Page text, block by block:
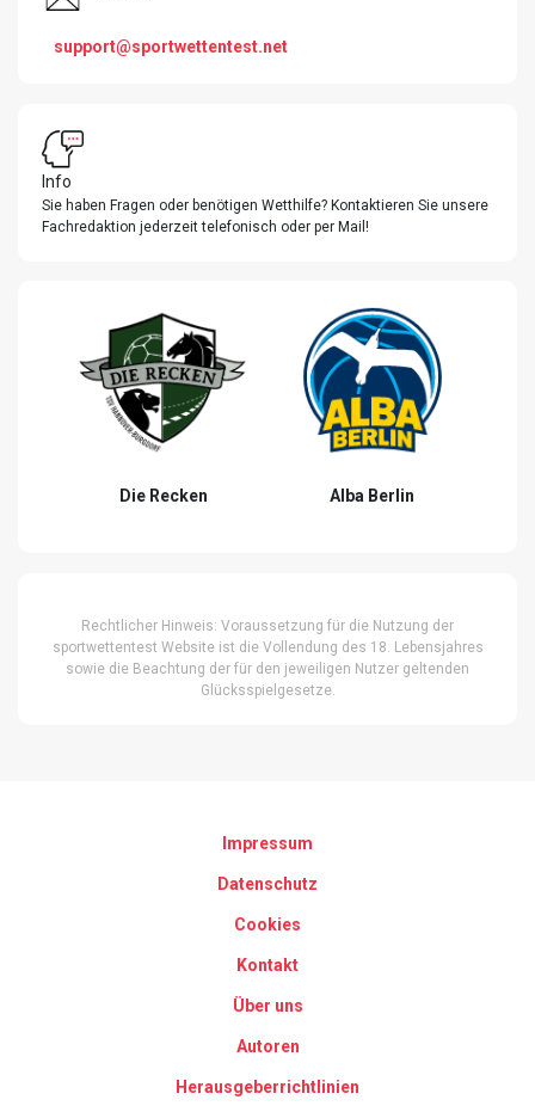
support@sportwettentest.net
Info
Sie haben Fragen oder benötigen Wetthilfe? Kontaktieren Sie unsere
Fachredaktion jederzeit telefonisch oder per Mail!
Die Recken Alba Berlin
Rechtlicher Hinweis: Voraussetzung für die Nutzung der
sportwettentest Website ist die Vollendung des 18. Lebensjahres
sowie die Beachtung der für den jeweiligen Nutzer geltenden
Glücksspielgesetze.
Impressum
Datenschutz
Cookies
Kontakt
Über uns
Autoren
Herausgeberrichtlinien